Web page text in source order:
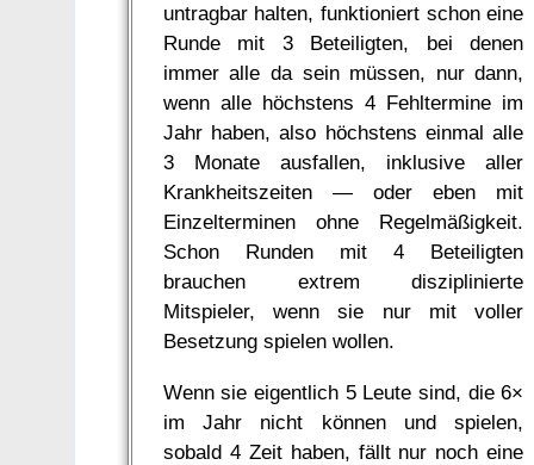
untragbar halten, funktioniert schon eine
Runde mit 3 Beteiligten, bei denen
immer alle da sein müssen, nur dann,
wenn alle höchstens 4 Fehltermine im
Jahr haben, also höchstens einmal alle
3 Monate ausfallen, inklusive aller
Krankheitszeiten — oder eben mit
Einzelterminen ohne Regelmäßigkeit.
Schon Runden mit 4 Beteiligten
brauchen extrem disziplinierte
Mitspieler, wenn sie nur mit voller
Besetzung spielen wollen.
Wenn sie eigentlich 5 Leute sind, die 6×
im Jahr nicht können und spielen,
sobald 4 Zeit haben, fällt nur noch eine